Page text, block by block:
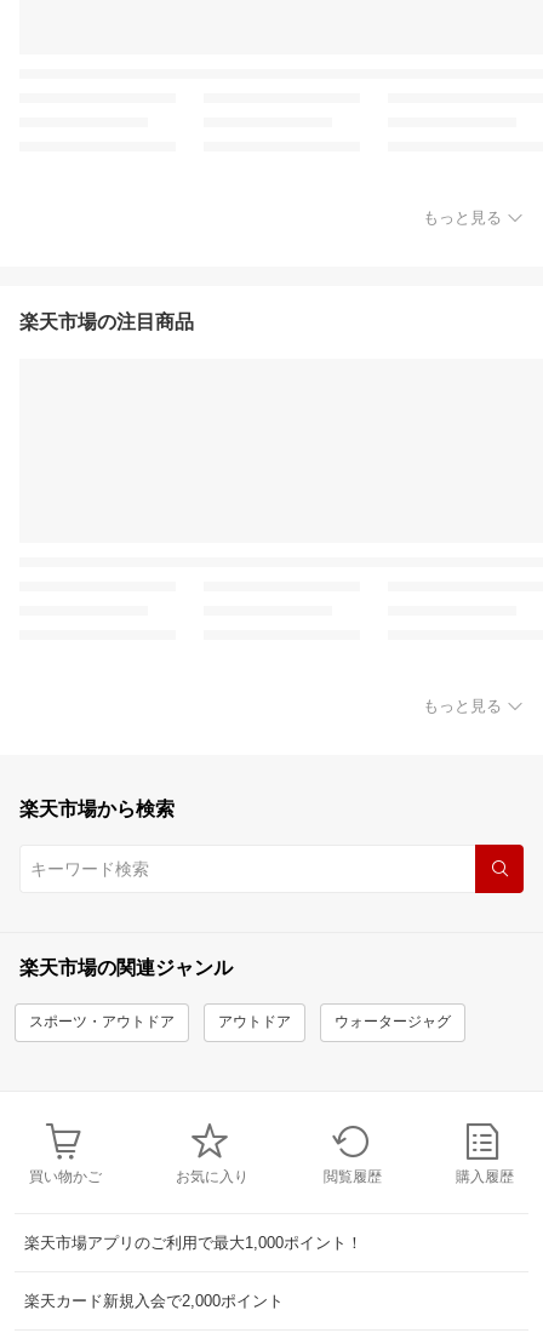
もっと見る
楽天市場の注目商品
もっと見る
楽天市場から検索
楽天市場の関連ジャンル
スポーツ・アウトドア アウトドア ウォータージャグ
買い物かご お気に入り 閲覧履歴 購入履歴
楽天市場アプリのご利用で最大1,000ポイント！
楽天カード新規入会で2,000ポイント